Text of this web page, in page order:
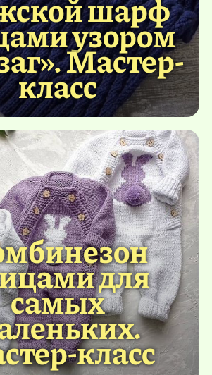
узором
Мастер-
класс
для
самых
класс